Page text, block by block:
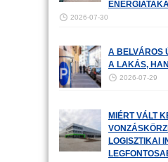
2026-07-30
A BELVÁROS
A LAKÁS,
2026-07-29
MIÉRT VÁLT
LOGISZTIKAI